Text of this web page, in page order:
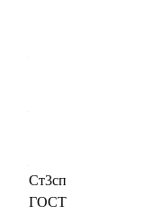
Ст3сп
ГОСТ